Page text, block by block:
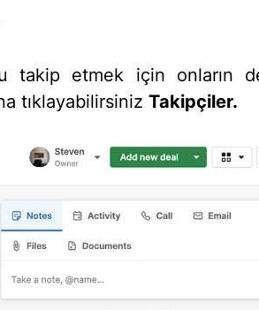
takip etmek için onların
tıklayabilirsiniz Takipçiler.